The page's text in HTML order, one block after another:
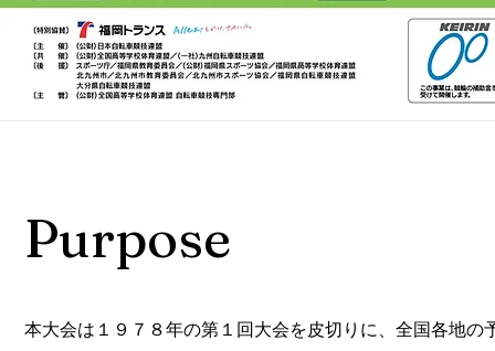
​Purpose
本大会は１９７８年の第１回大会を皮切りに、全国各地